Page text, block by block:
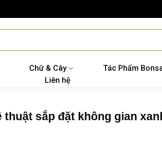
Chữ & Cây Tác Phẩm
Liên hệ
sắp đặt không gian